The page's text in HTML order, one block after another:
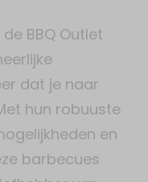
BBQ Outlet
dat je naar
hun robuuste
en
barbecues